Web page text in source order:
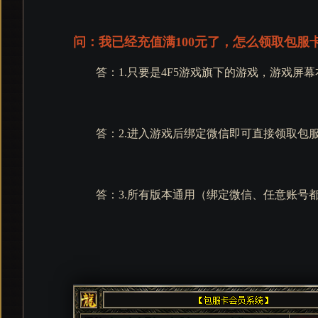
问：我已经充值满100元了，怎么领取包服
答：1.只要是4F5游戏旗下的游戏，游戏屏
答：2.进入游戏后绑定微信即可直接领取包
答：3.所有版本通用（绑定微信、任意账号